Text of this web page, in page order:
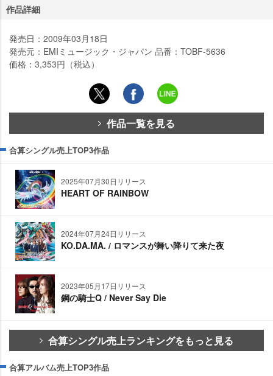
作品詳細
発売日：2009年03月18日
発売元：EMIミュージック・ジャパン 品番：TOBF-5636
価格：3,353円（税込）
作品一覧を見る
合算シングル売上TOP3作品
2025年07月30日リリース
HEART OF RAINBOW
2024年07月24日リリース
KO.DA.MA. / ロマンスが舞い降りて来た夜
2023年05月17日リリース
鋼の騎士Q / Never Say Die
合算シングル売上ランキングをもっと見る
合算アルバム売上TOP3作品